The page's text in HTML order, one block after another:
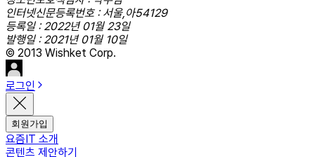
인터넷신문등록번호 : 서울,아54129
등록일 : 2022년 01월 23일
발행일 : 2021년 01월 10일
© 2013 Wishket Corp.
로그인
회원가입
요즘IT 소개
콘텐츠 제안하기